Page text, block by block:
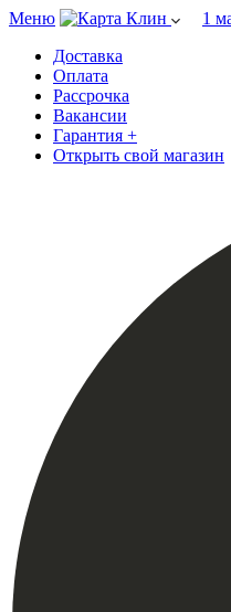
Меню Клин
1
Доставка
Оплата
Рассрочка
Вакансии
Гарантия +
Открыть свой магазин